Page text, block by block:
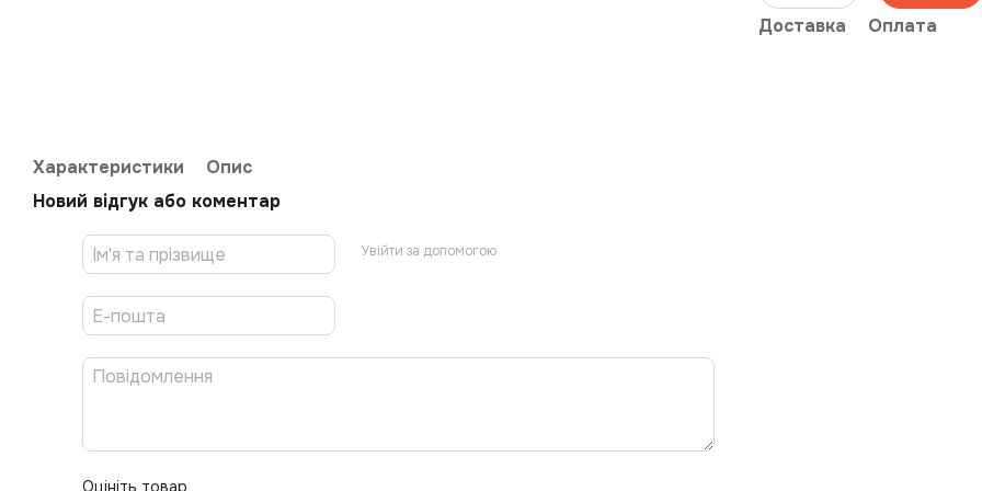
Характеристики
Опис
Новий відгук або коментар
Увійти за допомогою
Оцініть товар
Доставка Оплата